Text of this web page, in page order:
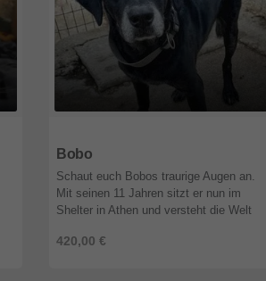
Bobo
420,00 €
Schaut euch Bobos traurige Augen an.
Mit seinen 11 Jahren sitzt er nun im
Shelter in Athen und versteht die Welt
Familie. Seit er ein Welpe war. Un ...